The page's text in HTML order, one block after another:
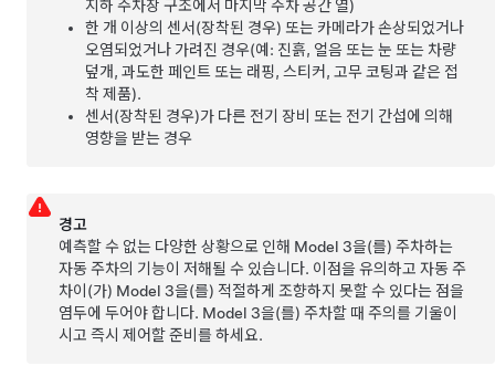
지하 주차장 구조에서 마지막 주차 공간 열)
한 개 이상의 센서(장착된 경우) 또는 카메라가 손상되었거나
오염되었거나 가려진 경우(예: 진흙, 얼음 또는 눈 또는 차량
덮개, 과도한 페인트 또는 래핑, 스티커, 고무 코팅과 같은 접
착 제품).
센서(장착된 경우)가 다른 전기 장비 또는 전기 간섭에 의해
영향을 받는 경우
경고
예측할 수 없는 다양한 상황으로 인해 Model 3을(를) 주차하는
자동 주차의 기능이 저해될 수 있습니다. 이점을 유의하고자동 주
차이(가) Model 3을(를) 적절하게 조향하지 못할 수 있다는 점을
염두에 두어야 합니다. Model 3을(를) 주차할 때 주의를 기울이
시고 즉시 제어할 준비를 하세요.